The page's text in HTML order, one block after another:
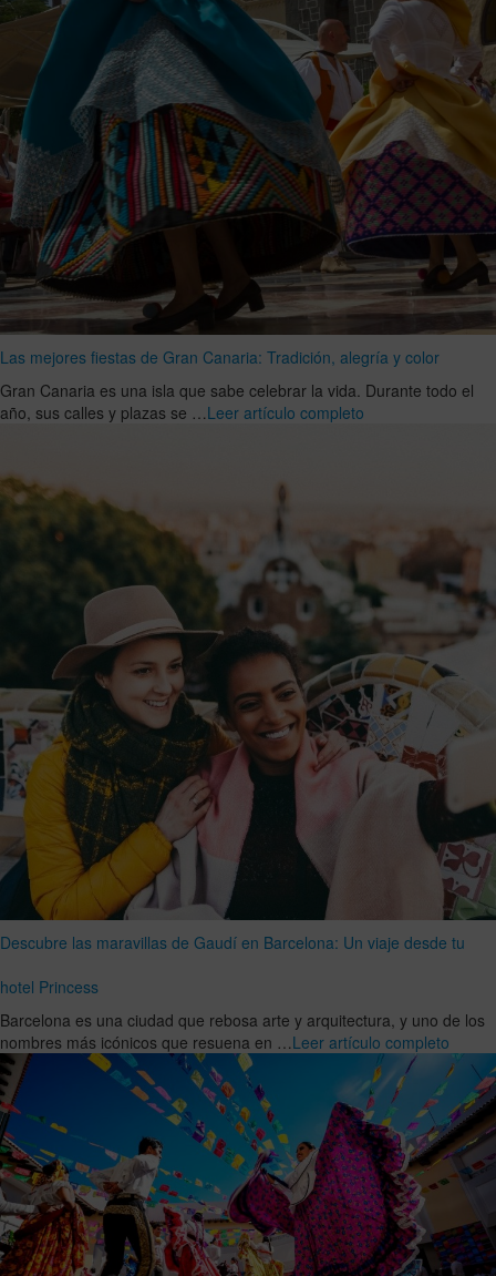
Las mejores fiestas de Gran Canaria: Tradición, alegría y color
Gran Canaria es una isla que sabe celebrar la vida. Durante todo el
año, sus calles y plazas se …Leer artículo completo
Descubre las maravillas de Gaudí en Barcelona: Un viaje desde tu
hotel Princess
Barcelona es una ciudad que rebosa arte y arquitectura, y uno de los
nombres más icónicos que resuena en …Leer artículo completo